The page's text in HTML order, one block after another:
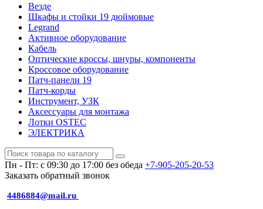
Везде
Шкафы и стойки 19 дюймовые
Legrand
Активное оборудование
Кабель
Оптические кроссы, шнуры, компоненты
Кроссовое оборудование
Патч-панели 19
Патч-корды
Инструмент, УЗК
Аксессуары для монтажа
Лотки OSTEC
ЭЛЕКТРИКА
Пн - Пт: с 09:30 до 17:00 без обеда +7-905-205-20-53
Заказать обратный звонок
4486884@mail.ru